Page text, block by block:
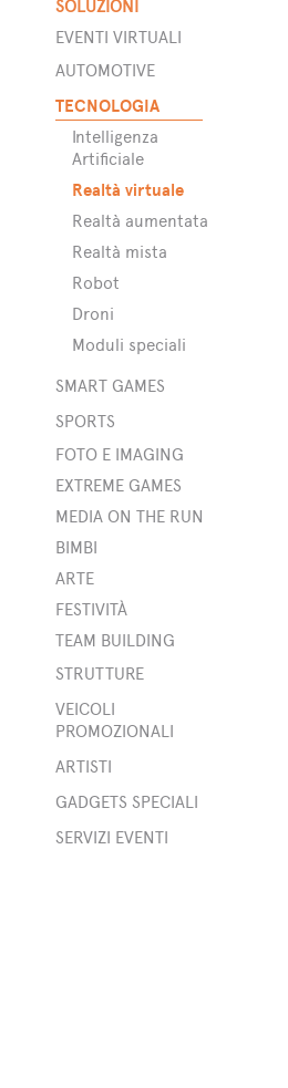
SOLUZIONI
EVENTI VIRTUALI
AUTOMOTIVE
TECNOLOGIA
Intelligenza
Artificiale
Realtà virtuale
Realtà aumentata
Realtà mista
Robot
Droni
Moduli speciali
SMART GAMES
SPORTS
FOTO E IMAGING
EXTREME GAMES
MEDIA ON THE RUN
BIMBI
ARTE
FESTIVITÀ
TEAM BUILDING
STRUTTURE
VEICOLI
PROMOZIONALI
ARTISTI
GADGETS SPECIALI
SERVIZI EVENTI